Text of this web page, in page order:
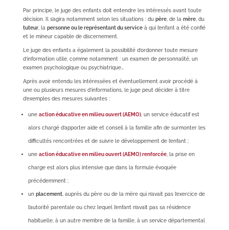
Par principe, le juge des enfants doit entendre les intéressés avant toute
décision. Il s’agira notamment selon les situations : du père, de la mère, du
tuteur, la personne ou le représentant du serviceà qui l’enfant a été confié
et le mineur capable de discernement.
Le juge des enfants a également la possibilité d’ordonner toute mesure
d’information utile, comme notamment : un examen de personnalité, un
examen psychologique ou psychiatrique…
Après avoir entendu les intéressées et éventuellement avoir procédé à
une ou plusieurs mesures d’informations, le juge peut décider à titre
d’exemples des mesures suivantes :
une action éducative en milieu ouvert (AEMO), un service éducatif est
alors chargé d’apporter aide et conseil à la famille afin de surmonter les
difficultés rencontrées et de suivre le développement de l’enfant ;
une action éducative en milieu ouvert (AEMO) renforcée, la prise en
charge est alors plus intensive que dans la formule évoquée
précédemment ;
un placement, auprès du père ou de la mère qui n’avait pas l’exercice de
l’autorité parentale ou chez lequel l’enfant n’avait pas sa résidence
habituelle, à un autre membre de la famille, à un service départemental